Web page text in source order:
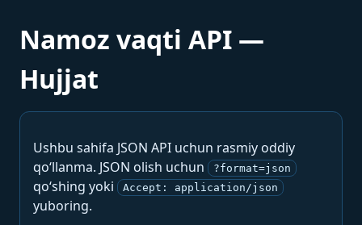
Namoz vaqti API —
Hujjat
Ushbu sahifa JSON API uchun rasmiy oddiy
qo‘llanma. JSON olish uchun
?format=json
qo‘shing yoki Accept: application/json
yuboring.